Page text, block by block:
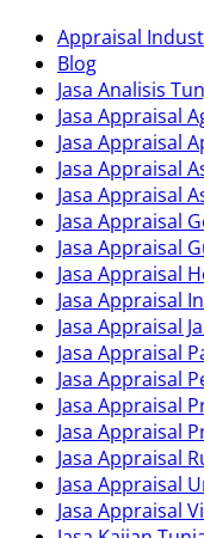
Appraisal
Blog
Jasa Analisis
Jasa Appraisal
Jasa Appraisal
Jasa Appraisal
Jasa Appraisal
Jasa Appraisal
Jasa Appraisal
Jasa Appraisal
Jasa Appraisal
Jasa Appraisal
Jasa Appraisal
Jasa Appraisal
Jasa Appraisal
Jasa Appraisal
Jasa Appraisal
Jasa Appraisal
Jasa Appraisal